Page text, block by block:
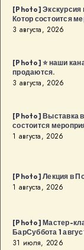
в
Будва:
Kaffa
августа
в
в
Будва
[…]
[Photo] Экскурсия
Котор состоится
3 августа, 2026
[Photo] ⭐️ наши
продаются.
3 августа, 2026
[Photo] Выставка
состоится
1 августа, 2026
[Photo] Лекция в
1 августа, 2026
[Photo] Мастер-
БарСуббота 1
31 июля, 2026